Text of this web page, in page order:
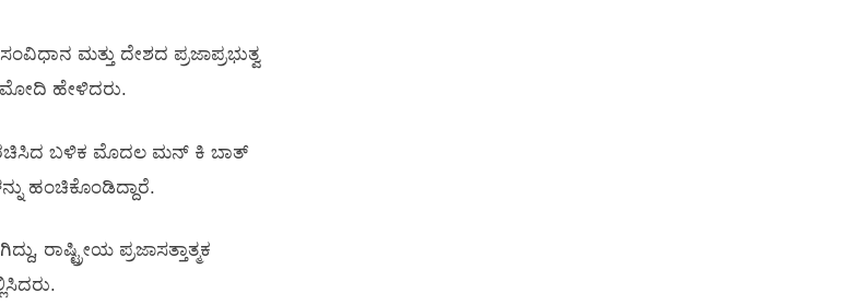
ಮತ್ತು ದೇಶದ ಪ್ರಜಾಪ್ರಭುತ್ವ
ಮೋದಿ ಹೇಳಿದರು.
ರಚಿಸಿದ ಬಳಿಕ ಮೊದಲ ಮನ್‌ ಕಿ ಬಾತ್‌
ಹಂಚಿಕೊಂಡಿದ್ದಾರೆ.
ಪ್ರಜಾಸತ್ತಾತ್ಮಕ